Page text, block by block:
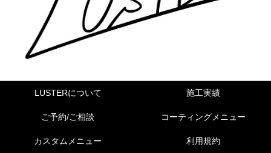
LUSTERについて 施工実績
ご予約/ご相談 コーティングメニュー
カスタムメニュー 利用規約